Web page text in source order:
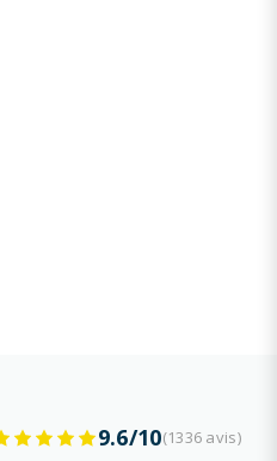
9.6/10(1336 avis)